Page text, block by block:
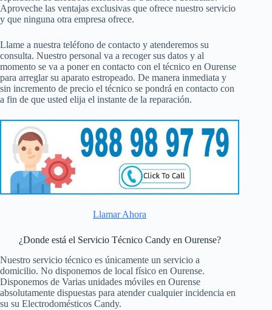
Aproveche las ventajas exclusivas que ofrece nuestro servicio
y que ninguna otra empresa ofrece.
Llame a nuestra teléfono de contacto y atenderemos su
consulta. Nuestro personal va a recoger sus datos y al
momento se va a poner en contacto con el técnico en Ourense
para arreglar su aparato estropeado. De manera inmediata y
sin incremento de precio el técnico se pondrá en contacto con
a fin de que usted elija el instante de la reparación.
Llamar Ahora
¿Donde está el Servicio Técnico Candy en Ourense?
Nuestro servicio técnico es únicamente un servicio a
domicilio. No disponemos de local físico en Ourense.
Disponemos de Varias unidades móviles en Ourense
absolutamente dispuestas para atender cualquier incidencia en
su su Electrodomésticos Candy.